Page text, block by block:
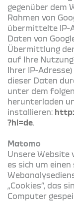
gegenüber dem
Rahmen von
übermittelte IP-
Daten von
Übermittlung
auf Ihre
Ihrer IP-
dieser Daten
unter dem
herunterladen
installieren:
?hl=de.
Matomo
Unsere Website
es sich um
„Cookies“, das
Computer